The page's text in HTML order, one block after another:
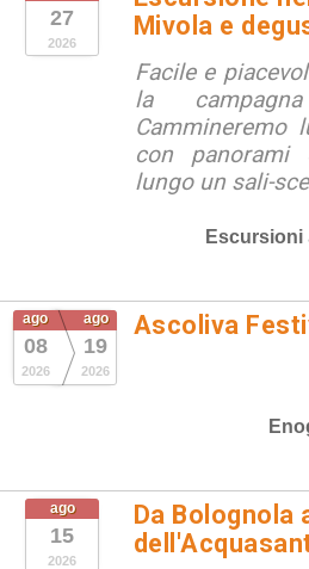
27
2026
Mivola e
Facile e
la
Cammineremo
con panorami
lungo un sali-
Escursioni
ago
08
2026
ago
19
2026
Ascoliva
ago
15
2026
Da Bolognola